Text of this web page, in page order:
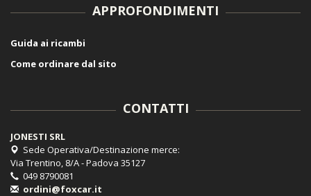
APPROFONDIMENTI
Guida ai ricambi
Come ordinare dal sito
CONTATTI
JONESTI SRL
Sede Operativa/Destinazione merce:
Via Trentino, 8/A - Padova 35127
049 8790081
ordini@foxcar.it